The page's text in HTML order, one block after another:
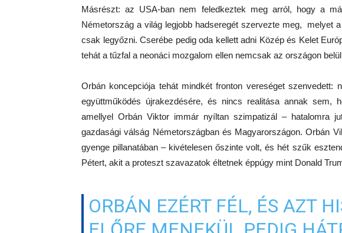
Másrészt: az USA-ban nem feledkeztek meg arról, hogy a
Németország a világ legjobb hadseregét szervezte meg, melyet
csak legyőzni. Cserébe pedig oda kellett adni Közép és Kelet
tehát a tűzfal a neonáci mozgalom ellen nemcsak az országon
Orbán koncepciója tehát mindkét fronton vereséget
együttműködés újrakezdésére, és nincs realitása annak sem,
amellyel Orbán Viktor immár nyíltan szimpatizál – hatalomra
gazdasági válság Németországban és Magyarországon. Orbán
gyenge pillanatában – kivételesen őszinte volt, és hét szűk
Pétert, akit a proteszt szavazatok éltetnek éppúgy mint Donald
ORBÁN EZÉRT FÉL, ÉS AZT